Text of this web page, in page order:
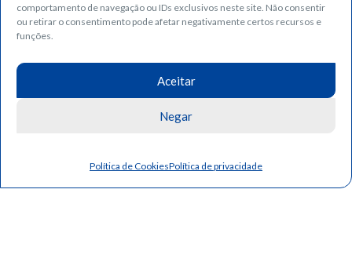
comportamento de navegação ou IDs exclusivos neste site. Não consentir
ou retirar o consentimento pode afetar negativamente certos recursos e
funções.
Aceitar
Negar
Política de CookiesPolítica de privacidade
04
05